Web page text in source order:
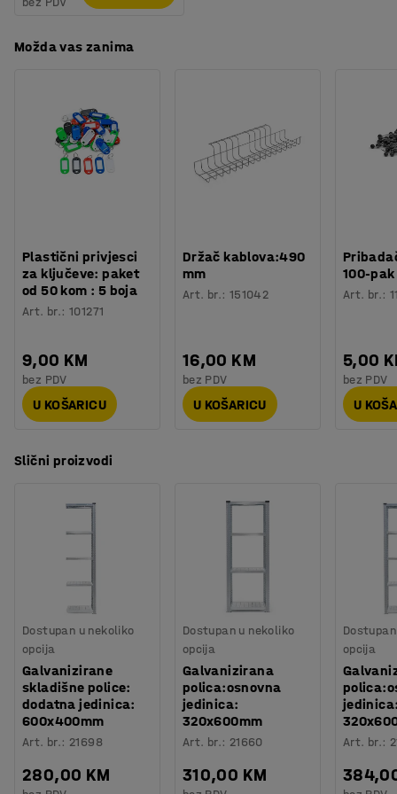
Možda vas zanima
Plastični privjesci
za ključeve: paket
od 50 kom : 5 boja
Art. br.:101271
9,00 KM
bez PDV
U KOŠARICU
Držač kablova:490
mm
Art. br.: 151042
16,00 KM
bez PDV
U KOŠARICU
100-pak
Art. br.:
5,00
bez PDV
U
Slični proizvodi
Dostupan u nekoliko
opcija
Galvanizirane
skladišne police:
dodatna jedinica:
600x400mm
Art. br.: 21698
280,00 KM
Dostupan u nekoliko
opcija
Galvanizirana
polica:osnovna
jedinica:
320x600mm
Art. br.: 21660
310,00 KM
opcija
Art. br.: